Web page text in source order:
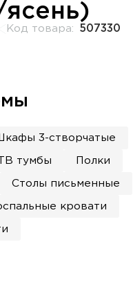
Код товара: 507330
3-створчатые
ТВ тумбы Полки
Столы письменные
кровати